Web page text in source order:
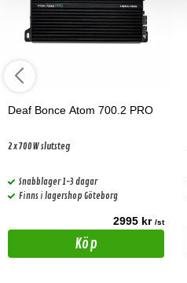
Deaf Bonce Atom 700.2 PRO
2x700W slutsteg
Snabblager 1-3 dagar
Finns i lagershop Göteborg
2995 kr /st
Köp